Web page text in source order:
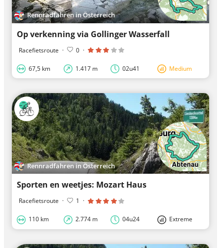
Rennradfahren in Österreich
Op verkenning via Gollinger Wasserfall
Racefietsroute · 0 ·
67,5 km 1.417 m 02u41 Medium
Rennradfahren in Österreich
Sporten en weetjes: Mozart Haus
Racefietsroute · 1 ·
110 km 2.774 m 04u24 Extreme